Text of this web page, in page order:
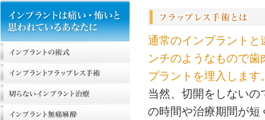
通常のインプラントと
ンチのようなもので
プラントを埋入します
当然、切開をしない
の時間や治療期間が短